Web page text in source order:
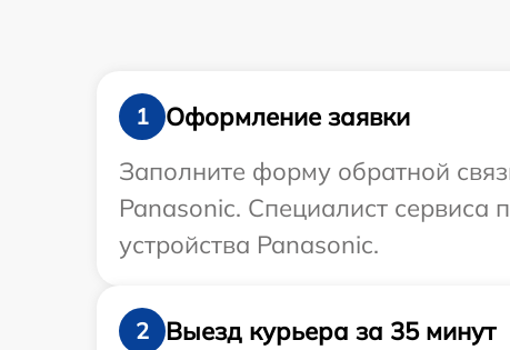
1
Оформление заявки
Заполните форму обратной
Panasonic. Специалист сервиса
устройства Panasonic.
2
Выезд курьера за 35 минут